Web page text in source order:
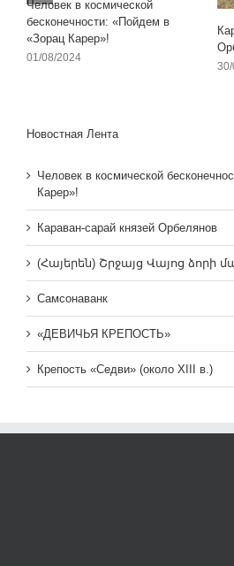
Человек в космической
бесконечности: «Пойдем в
«Зорац Карер»!
01/08/2024
Новостная Лента
Человек в космической
Карер»!
Караван-сарай князей Орбелянов
(Հայերեն) Շրջայց Վայոց ձորի
Самсонаванк
«ДЕВИЧЬЯ КРЕПОСТЬ»
Крепость «Седви» (около XIII в.)